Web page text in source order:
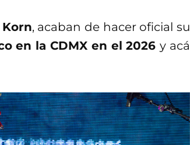
Korn, acaban de hacer oficial su
en la CDMX en el 2026y acá